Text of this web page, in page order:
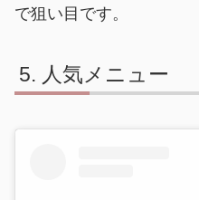
で狙い目です。
人気メニュー